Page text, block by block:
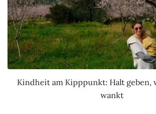
Kindheit am Kipppunkt: Halt geben,
wankt